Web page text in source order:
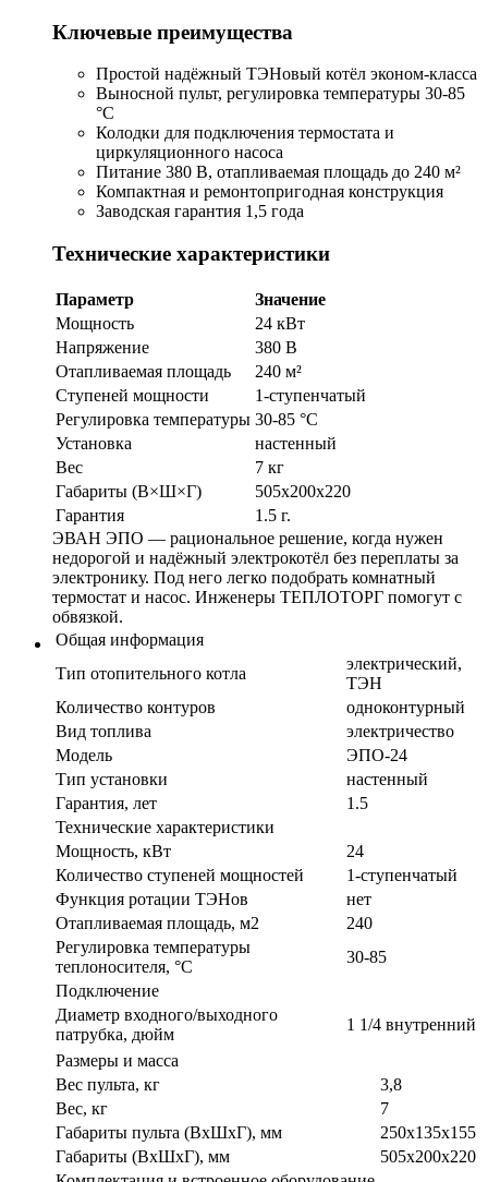
Ключевые преимущества
Простой надёжный ТЭНовый котёл эконом-класса
Выносной пульт, регулировка температуры 30-85
°С
Колодки для подключения термостата и
циркуляционного насоса
Питание 380 В, отапливаемая площадь до 240 м²
Компактная и ремонтопригодная конструкция
Заводская гарантия 1,5 года
Технические характеристики
Параметр
Значение
Мощность
24 кВт
Напряжение
380 В
Отапливаемая площадь
240 м²
Ступеней мощности
1-ступенчатый
Регулировка температуры 30-85 °С
Установка
настенный
Вес
7 кг
Габариты (В×Ш×Г)
505х200х220
Гарантия
1.5 г.
ЭВАН ЭПО — рациональное решение, когда нужен
недорогой и надёжный электрокотёл без переплаты за
электронику. Под него легко подобрать комнатный
термостат и насос. Инженеры ТЕПЛОТОРГ помогут с
обвязкой.
Общая информация
Тип отопительного котла
электрический,
ТЭН
Количество контуров
одноконтурный
Вид топлива
электричество
Модель
ЭПО-24
Тип установки
настенный
Гарантия, лет
1.5
Технические характеристики
Мощность, кВт
24
Количество ступеней мощностей
1-ступенчатый
Функция ротации ТЭНов
нет
Отапливаемая площадь, м2
240
Регулировка температуры
теплоносителя, °С
30-85
Подключение
Диаметр входного/выходного
патрубка, дюйм
1 1/4 внутренний
Размеры и масса
Вес пульта, кг
3,8
Вес, кг
7
Габариты пульта (ВхШхГ), мм
250х135х155
Габариты (ВxШxГ), мм
505х200х220